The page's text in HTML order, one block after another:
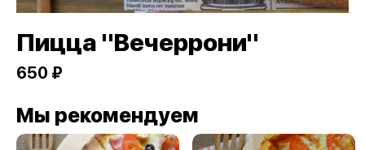
Пицца "Вечеррони"
650 ₽
Мы рекомендуем